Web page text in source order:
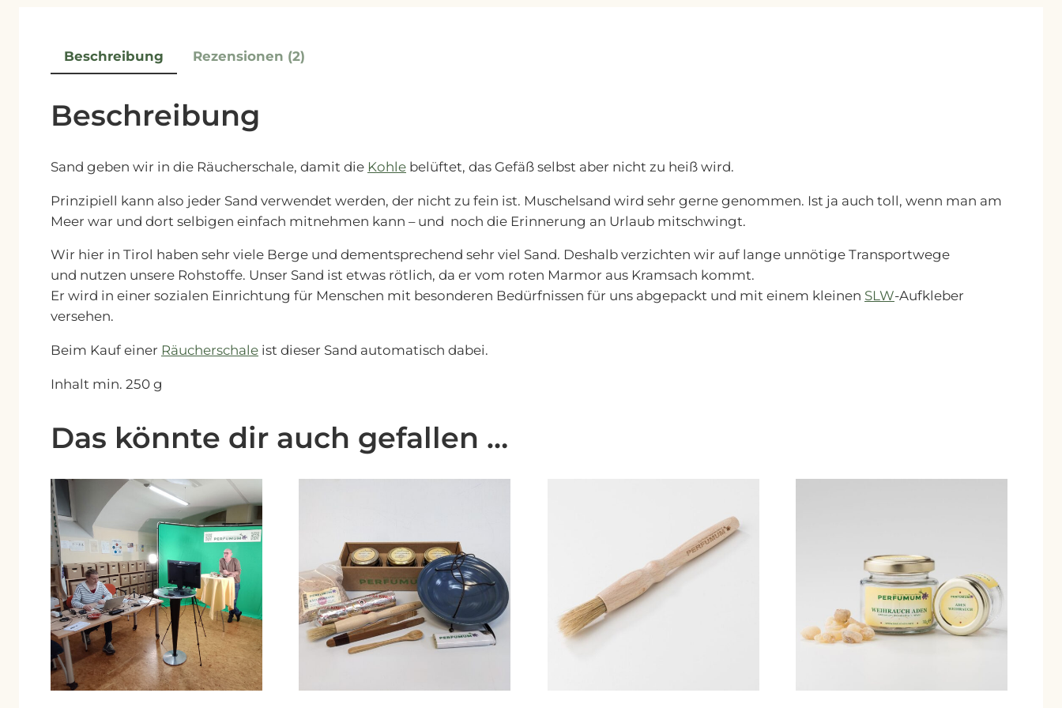
Beschreibung Rezensionen (2)
Beschreibung
Sand geben wir in die Räucherschale, damit die Kohle belüftet, das Gefäß selbst aber nicht zu heiß wird.
Prinzipiell kann also jeder Sand verwendet werden, der nicht zu fein ist. Muschelsand wird sehr gerne genommen. Ist ja auch toll, wenn man am
Meer war und dort selbigen einfach mitnehmen kann – und noch die Erinnerung an Urlaub mitschwingt.
Wir hier in Tirol haben sehr viele Berge und dementsprechend sehr viel Sand. Deshalb verzichten wir auf lange unnötige Transportwege
und nutzen unsere Rohstoffe. Unser Sand ist etwas rötlich, da er vom roten Marmor aus Kramsach kommt.
Er wird in einer sozialen Einrichtung für Menschen mit besonderen Bedürfnissen für uns abgepackt und mit einem kleinen SLW-Aufkleber
versehen.
Beim Kauf einer Räucherschale ist dieser Sand automatisch dabei.
Inhalt min. 250 g
Das könnte dir auch gefallen …